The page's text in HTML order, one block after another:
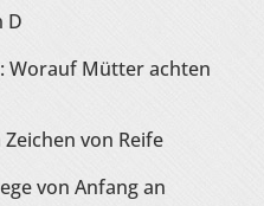
D
Worauf Mütter achten
von Reife
von Anfang an